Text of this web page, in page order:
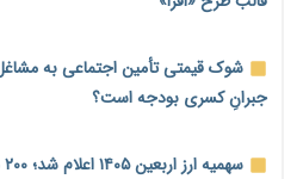
بنگاه‌داری بانک‌ها؛ مانع بزرگ
نماینده مجلس: توسعه مرزهای
اساسی تبدیل شود
شوک قیمتی تأمین اجتماعی به مشاغل
جبرانِ کسری بودجه است؟
سهمیه ارز اربعین ۱۴۰۵ اعلام شد؛ ۲۰۰ هزار دینار برای هر زائر